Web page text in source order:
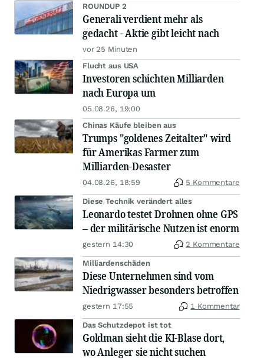
ROUNDUP 2
Generali verdient mehr als
gedacht - Aktie gibt leicht nach
vor 25 Minuten
Flucht aus USA
Investoren schichten Milliarden
nach Europa um
05.08.26, 19:00
Chinas Käufe bleiben aus
Trumps "goldenes Zeitalter" wird
für Amerikas Farmer zum
Milliarden-Desaster
04.08.26, 18:59 5 Kommentare
Diese Technik verändert alles
Leonardo testet Drohnen ohne GPS
– der militärische Nutzen ist enorm
gestern 14:30 2 Kommentare
Milliardenschäden
Diese Unternehmen sind vom
Niedrigwasser besonders betroffen
gestern 17:55 1 Kommentar
Das Schutzdepot ist tot
Goldman sieht die KI-Blase dort,
wo Anleger sie nicht suchen